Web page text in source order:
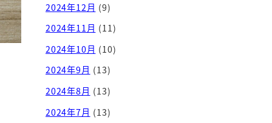
2024年12月 (9)
2024年11月 (11)
2024年10月 (10)
2024年9月 (13)
2024年8月 (13)
2024年7月 (13)